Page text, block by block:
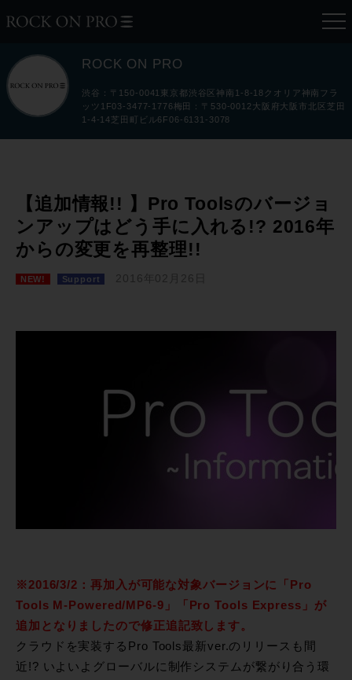
ROCK ON PRO
渋谷：〒150-0041東京都渋谷区神南1-8-18クオリア神南フラ
ッツ1F03-3477-1776梅田：〒530-0012大阪府大阪市北区芝田
1-4-14芝田町ビル6F06-6131-3078
【追加情報!! 】Pro Toolsのバージョ
ンアップはどう手に入れる!? 2016年
からの変更を再整理!!
NEW! Support 2016年02月26日
※2016/3/2：再加入が可能な対象バージョンに「Pro
Tools M-Powered/MP6-9」「Pro Tools Express」が
追加となりましたので修正追記致します。
クラウドを実装するPro Tools最新ver.のリリースも間
近!? いよいよグローバルに制作システムが繋がり合う環